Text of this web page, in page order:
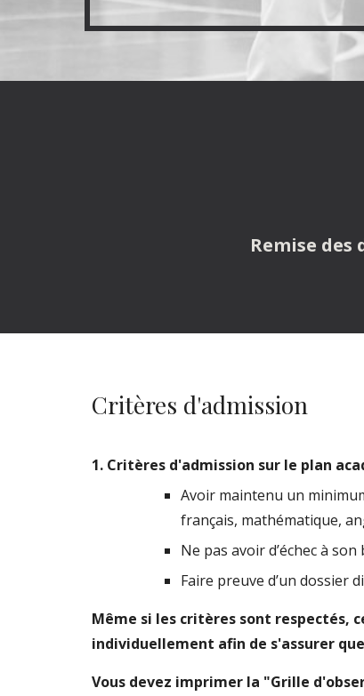
Remise des
Critères d'admission
1. Critères d'admission sur le plan
Avoir maintenu un
français, mathématique,
Ne pas avoir d’échec à
Faire preuve d’un dossier
Même si les critères sont respectés,
individuellement afin de s'assurer
Vous devez imprimer la "Grille